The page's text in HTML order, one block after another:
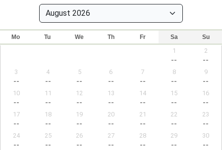
Mo Tu We Th Fr Sa Su
1
--
2
--
3
--
4
--
5
--
6
--
7
--
8
--
9
--
10
--
11
--
12
--
13
--
14
--
15
--
16
--
17
--
18
--
19
--
20
--
21
--
22
--
23
--
24
--
25
--
26
--
27
--
28
--
29
--
30
--